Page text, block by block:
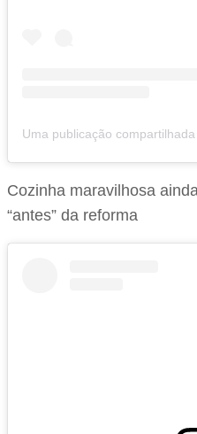
Cozinha maravilhosa
“antes” da reforma